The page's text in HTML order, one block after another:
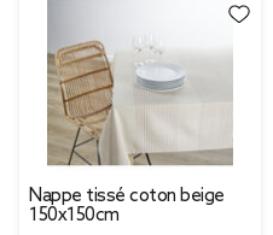
Nappe tissé coton beige
150x150cm